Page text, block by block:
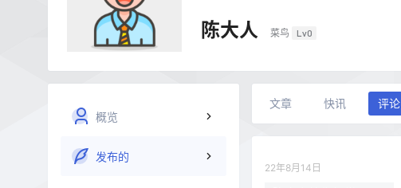
陈大人 菜鸟
Lv0
概览
发布的
文章 快讯 评论
22年8月14日